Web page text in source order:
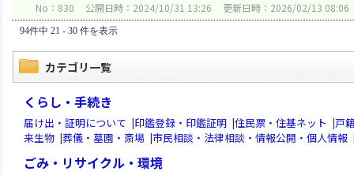
No：830 公開日時：2024/10/31 13:26 更新日時：2026/02/13 08:06
94件中 21 - 30 件を表示
カテゴリ一覧
くらし・手続き
届け出・証明について |印鑑登録・印鑑証明 |住民票・住基ネット |戸
来生物 |葬儀・墓園・斎場 |市民相談・法律相談・情報公開・個人情報
ごみ・リサイクル・環境